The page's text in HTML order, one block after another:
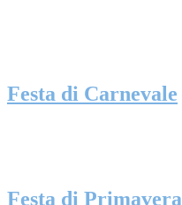
Festa di Carnevale
Festa di Primavera